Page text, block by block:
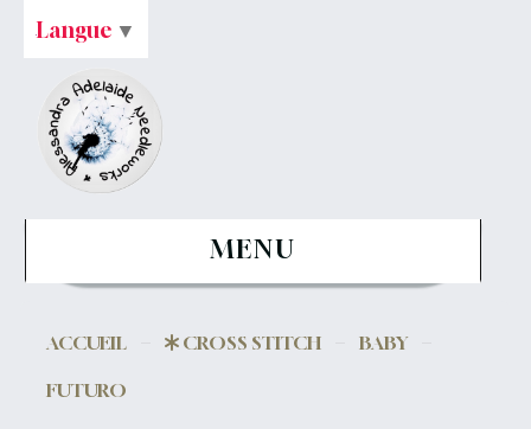
MENU
ACCUEIL CROSS STITCH
BABY
FUTURO
Langue ▼